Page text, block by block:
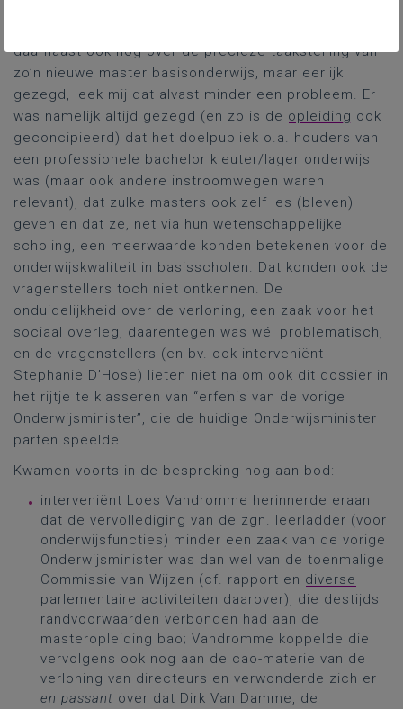
daarnaast ook nog over de precieze taakstelling van
zo’n nieuwe master basisonderwijs, maar eerlijk
gezegd, leek mij dat alvast minder een probleem. Er
was namelijk altijd gezegd (en zo is de opleiding ook
geconcipieerd) dat het doelpubliek o.a. houders van
een professionele bachelor kleuter/lager onderwijs
was (maar ook andere instroomwegen waren
relevant), dat zulke masters ook zelf les (bleven)
geven en dat ze, net via hun wetenschappelijke
scholing, een meerwaarde konden betekenen voor de
onderwijskwaliteit in basisscholen. Dat konden ook de
vragenstellers toch niet ontkennen. De
onduidelijkheid over de verloning, een zaak voor het
sociaal overleg, daarentegen was wél problematisch,
en de vragenstellers (en bv. ook interveniënt
Stephanie D’Hose) lieten niet na om ook dit dossier in
het rijtje te klasseren van “erfenis van de vorige
Onderwijsminister”, die de huidige Onderwijsminister
parten speelde.
Kwamen voorts in de bespreking nog aan bod:
interveniënt Loes Vandromme herinnerde eraan
dat de vervollediging van de zgn. leerladder (voor
onderwijsfuncties) minder een zaak van de vorige
Onderwijsminister was dan wel van de toenmalige
Commissie van Wijzen (cf. rapport en diverse
parlementaire activiteiten daarover), die destijds
randvoorwaarden verbonden had aan de
masteropleiding bao; Vandromme koppelde die
vervolgens ook nog aan de cao-materie van de
verloning van directeurs en verwonderde zich er
en passant over dat Dirk Van Damme, de